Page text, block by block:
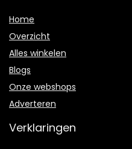
Home
Overzicht
Alles winkelen
Blogs
Onze webshops
Adverteren
Verklaringen